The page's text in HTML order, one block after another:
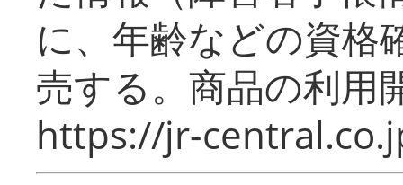
に、年齢などの資格
売する。商品の利用
https://jr-